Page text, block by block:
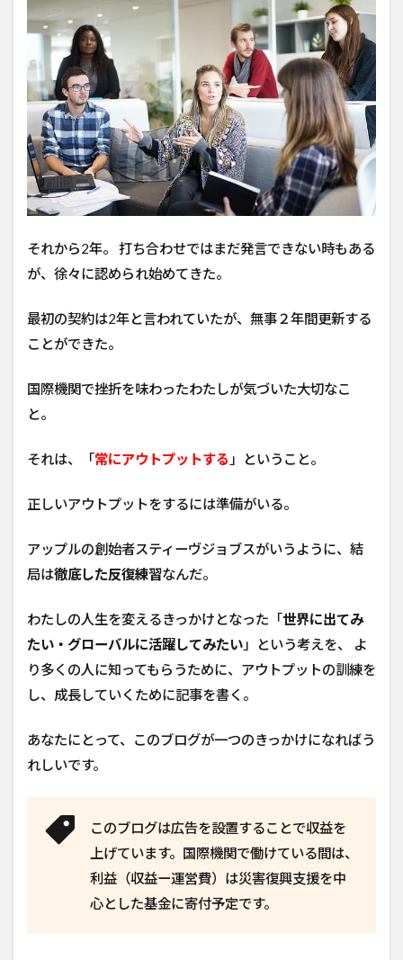
それから2年。 打ち合わせではまだ発言できない時もある
が、徐々に認められ始めてきた。
最初の契約は2年と言われていたが、無事２年間更新する
ことができた。
国際機関で挫折を味わったわたしが気づいた大切なこ
と。
それは、「常にアウトプットする 」ということ。
正しいアウトプットをするには準備がいる。
アップルの創始者スティーヴジョブスがいうように、結
局は徹底した反復練習なんだ。
わたしの人生を変えるきっかけとなった「世界に出てみ
たい・グローバルに活躍してみたい 」という考えを、 よ
り多くの人に知ってもらうために、アウトプットの訓練を
し、成長していくために記事を書く。
あなたにとって、このブログが一つのきっかけになればう
れしいです。
このブログは広告を設置することで収益を
上げています。国際機関で働けている間は、
利益（収益ー運営費）は災害復興支援を中
心とした基金に寄付予定です。